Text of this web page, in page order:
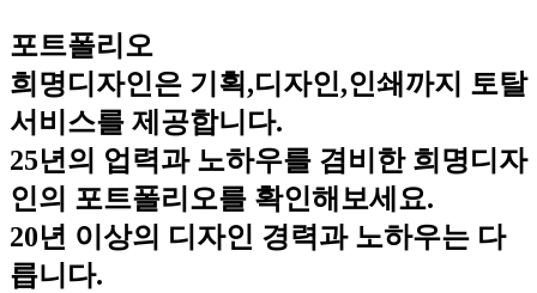
포트폴리오
희명디자인은 기획,디자인,인쇄까지 토탈
서비스를 제공합니다.
25년의 업력과 노하우를 겸비한 희명디자
인의 포트폴리오를 확인해보세요.
20년 이상의 디자인 경력과 노하우는 다
릅니다.